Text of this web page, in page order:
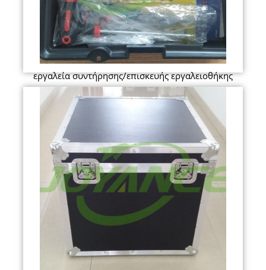
εργαλεία συντήρησης/επισκευής εργαλειοθήκης